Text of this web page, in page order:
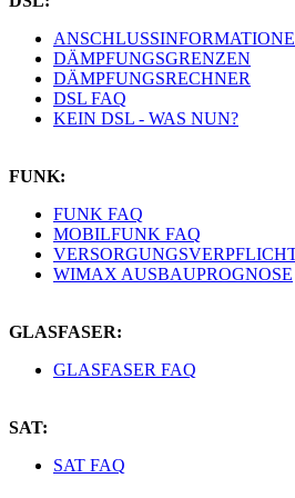
DÄMPFUNGSGRENZEN
DÄMPFUNGSRECHNER
DSL FAQ
KEIN DSL - WAS NUN?
FUNK:
FUNK FAQ
MOBILFUNK FAQ
WIMAX AUSBAUPROGNOSE
GLASFASER:
GLASFASER FAQ
SAT:
SAT FAQ